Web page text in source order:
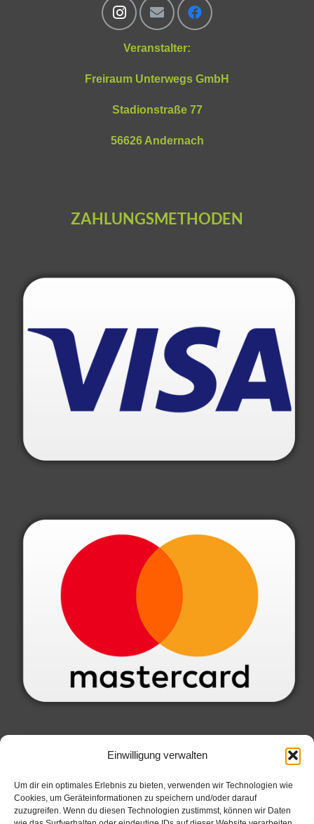
Einwilligung verwalten
Um dir ein optimales Erlebnis zu bieten, verwenden wir Technologien wie
Cookies, um Geräteinformationen zu speichern und/oder darauf
zuzugreifen. Wenn du diesen Technologien zustimmst, können wir Daten
Veranstalter:
Freiraum Unterwegs GmbH
Stadionstraße 77
56626 Andernach
ZAHLUNGSMETHODEN
SERVICE INFORMATIONEN
Datenschutzbelehrung
Widerrufsbelehrung